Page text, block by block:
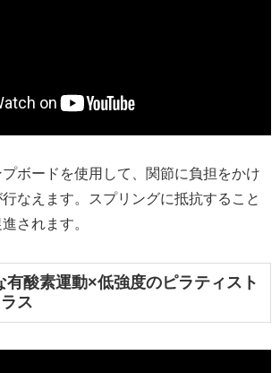
ボードを使用して、関節に負担をかけ
なえます。スプリングに抵抗すること
されます。
有酸素運動×低強度のピラティスト
ス